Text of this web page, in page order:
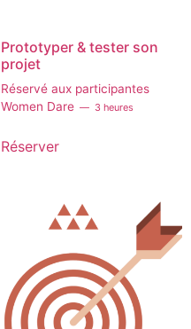
Prototyper & tester son
projet
Réservé aux participantes
Women Dare
3 heures
Réserver